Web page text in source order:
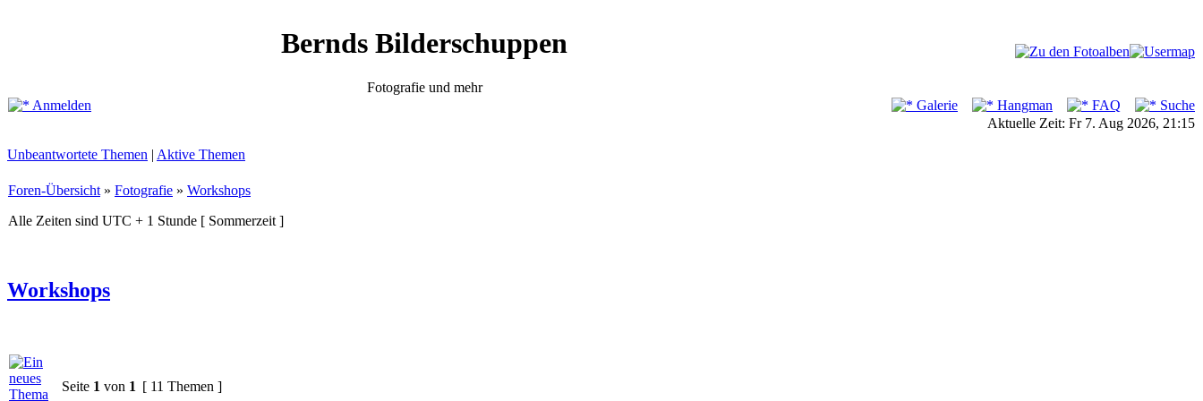
Bernds Bilderschuppen
Fotografie und mehr
Anmelden
Galerie Hangman FAQ
Suche
Aktuelle Zeit: Fr 7. Aug 2026, 21:15
Unbeantwortete Themen | Aktive Themen
Foren-Übersicht » Fotografie » Workshops
Alle Zeiten sind UTC + 1 Stunde [ Sommerzeit ]
Workshops
Seite 1 von 1 [ 11 Themen ]